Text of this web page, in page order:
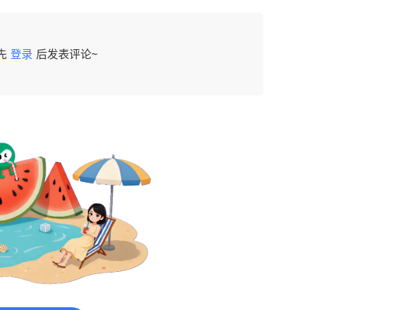
登录 后发表评论~